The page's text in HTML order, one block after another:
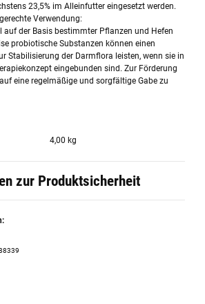
23,5% im Alleinfutter eingesetzt werden.
Verwendung:
auf der Basis bestimmter Pflanzen und Hefen
probiotische Substanzen können einen
Stabilisierung der Darmflora leisten, wenn sie in
eingebunden sind. Zur Förderung
eine regelmäßige und sorgfältige Gabe zu
4,00 kg
zur Produktsicherheit